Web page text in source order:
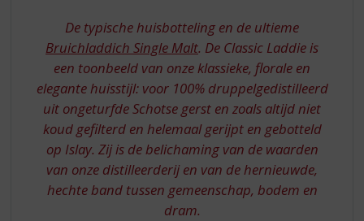
De typische huisbotteling en de ultieme
Bruichladdich Single Malt. De Classic Laddie is
een toonbeeld van onze klassieke, florale en
elegante huisstijl: voor 100% druppelgedistilleerd
uit ongeturfde Schotse gerst en zoals altijd niet
koud gefilterd en helemaal gerijpt en gebotteld
op Islay. Zij is de belichaming van de waarden
van onze distilleerderij en van de hernieuwde,
hechte band tussen gemeenschap, bodem en
dram.